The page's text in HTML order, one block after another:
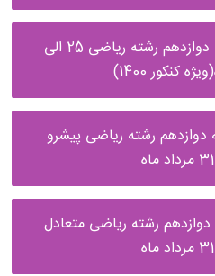
برنامه مطالعه درسی پایه دوازدهم رشته ریاضی 25 الی
دوازدهم رشته ریاضی پیشرو
دوازدهم رشته ریاضی متعادل